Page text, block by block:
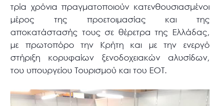
τρία χρόνια πραγματοποιούν κατενθουσιασμένοι
μέρος της προετοιμασίας και της
αποκατάστασής τους σε θέρετρα της Ελλάδας,
με πρωτοπόρο την Κρήτη και με την ενεργό
στήριξη κορυφαίων ξενοδοχειακών αλυσίδων,
του υπουργείου Τουρισμού και του ΕΟΤ.